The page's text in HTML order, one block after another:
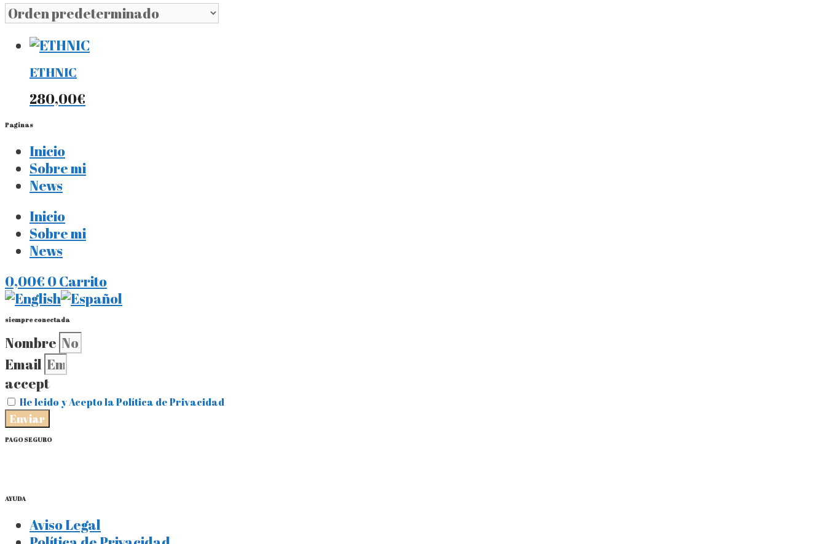
ETHNIC
280,00€
Paginas
Inicio
Sobre mi
News
Inicio
Sobre mi
News
0,00€ 0Carrito
siempre conectada
Nombre
Email
accept
He leido y Acepto la Política de Privacidad
Enviar
PAGO SEGURO
AYUDA
Aviso Legal